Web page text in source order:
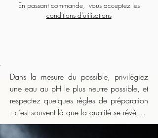
En passant commande, vous acceptez les
conditions d'utilisations
Dans la mesure du possible, privilégiez
une eau au pH le plus neutre possible, et
respectez quelques règles de préparation
: c’est souvent là que la qualité se révèle.